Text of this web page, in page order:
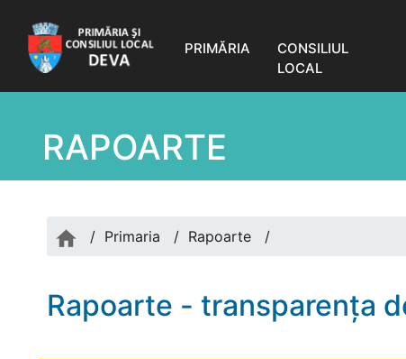
PRIMĂRIA
CONSILIUL
LOCAL
RAPOARTE
/ Primaria / Rapoarte /
Rapoarte - transparenţa